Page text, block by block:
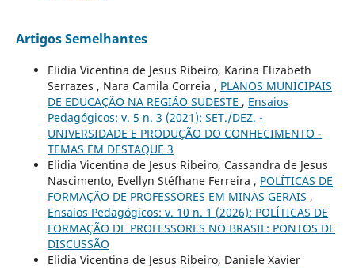
Artigos Semelhantes
Elidia Vicentina de Jesus Ribeiro, Karina Elizabeth
Serrazes , Nara Camila Correia , PLANOS MUNICIPAIS
DE EDUCAÇÃO NA REGIÃO SUDESTE , Ensaios
Pedagógicos: v. 5 n. 3 (2021): SET./DEZ. -
UNIVERSIDADE E PRODUÇÃO DO CONHECIMENTO -
TEMAS EM DESTAQUE 3
Elidia Vicentina de Jesus Ribeiro, Cassandra de Jesus
Nascimento, Evellyn Stéfhane Ferreira , POLÍTICAS DE
FORMAÇÃO DE PROFESSORES EM MINAS GERAIS ,
Ensaios Pedagógicos: v. 10 n. 1 (2026): POLÍTICAS DE
FORMAÇÃO DE PROFESSORES NO BRASIL: PONTOS DE
DISCUSSÃO
Elidia Vicentina de Jesus Ribeiro, Daniele Xavier